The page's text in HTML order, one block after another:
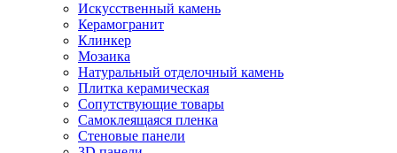
Искусственный камень
Керамогранит
Клинкер
Мозаика
Натуральный отделочный камень
Плитка керамическая
Сопутствующие товары
Самоклеящаяся пленка
Стеновые панели